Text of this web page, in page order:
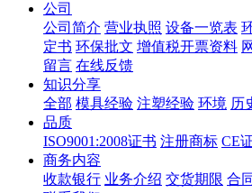
公司
公司简介 营业执照 设备一览表
定书 环保批文 增值税开票资料
留言 在线反馈
知识分享
全部 模具经验 注塑经验 环境 历
品质
ISO9001:2008证书 注册商标 CE
商务内容
收款银行 业务介绍 交货期限 合